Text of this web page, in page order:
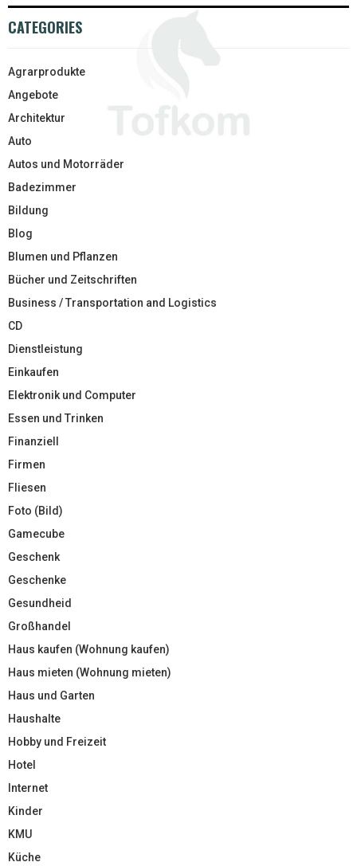
CATEGORIES
Agrarprodukte
Angebote
Architektur
Auto
Autos und Motorräder
Badezimmer
Bildung
Blog
Blumen und Pflanzen
Bücher und Zeitschriften
Business / Transportation and Logistics
CD
Dienstleistung
Einkaufen
Elektronik und Computer
Essen und Trinken
Finanziell
Firmen
Fliesen
Foto (Bild)
Gamecube
Geschenk
Geschenke
Gesundheid
Großhandel
Haus kaufen (Wohnung kaufen)
Haus mieten (Wohnung mieten)
Haus und Garten
Haushalte
Hobby und Freizeit
Hotel
Internet
Kinder
KMU
Küche